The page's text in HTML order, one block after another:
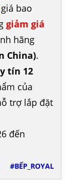
giá bao
giảm giá
hãng
China).
tín 12
của
trợ lắp đặt
đến
#BẾP_ROYAL